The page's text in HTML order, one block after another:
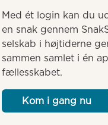
Med ét login kan du
en snak gennem
selskab i højtiderne
sammen samlet i én
fællesskabet.
Kom i gang nu